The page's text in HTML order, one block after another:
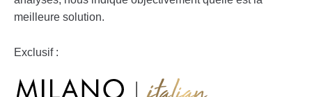
meilleure solution.
Exclusif :